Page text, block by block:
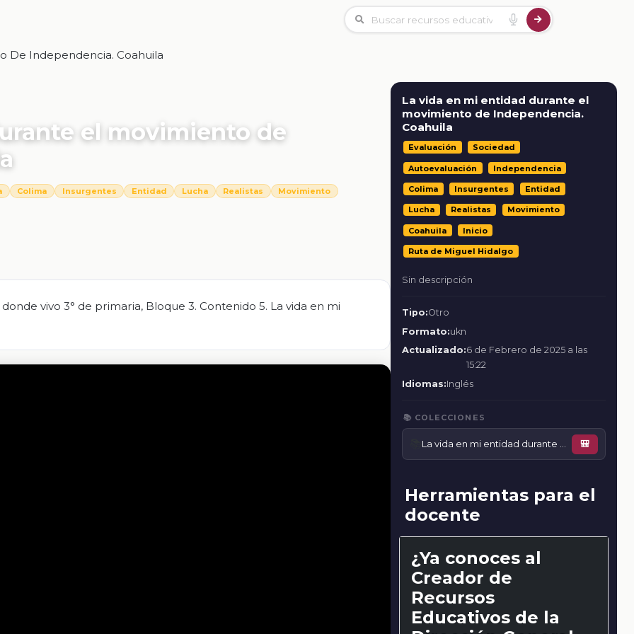
De Independencia. Coahuila
el movimiento de
Colima Insurgentes Entidad Lucha Realistas
Movimiento
vivo 3° de primaria, Bloque 3. Contenido 5. La vida en mi
La vida en mi entidad durante el
movimiento de Independencia.
Coahuila
Evaluación Sociedad
Autoevaluación Independencia
Colima Insurgentes Entidad
Lucha Realistas Movimiento
Coahuila Inicio
Ruta de Miguel Hidalgo
Sin descripción
Tipo:Otro
Formato:ukn
Actualizado:6 de Febrero de 2025 a las
15:22
Idiomas:Inglés
📚 COLECCIONES
La vida en mi entidad durante el movimiento de Independencia 🎒
Herramientas para el
docente
¿Ya conoces al
Creador de
Recursos
Educativos de la